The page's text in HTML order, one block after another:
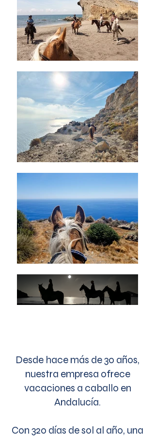
Desde hace más de 30 años,
nuestra empresa ofrece
vacaciones a caballo en
Andalucía.
Con 320 días de sol al año, una